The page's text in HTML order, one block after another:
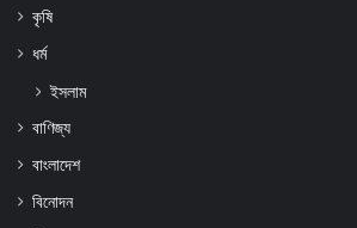
কৃষি
ধর্ম
ইসলাম
বাণিজ্য
বাংলাদেশ
বিনোদন